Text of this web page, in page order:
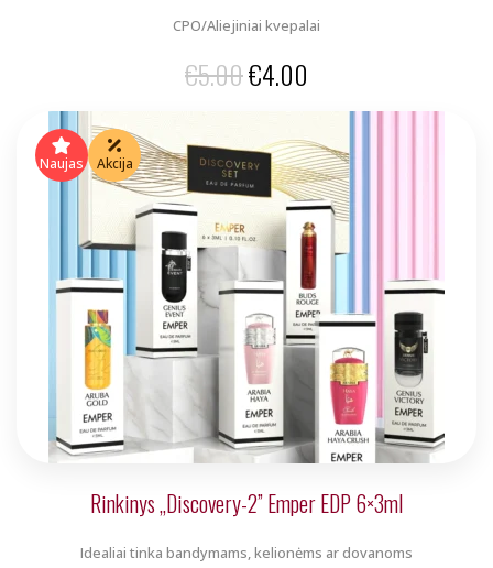
CPO/Aliejiniai kvepalai
€5.00Original
was:
€5.00.
€4.00
price
is:
€4.00.
Naujas Akcija
Rinkinys „Discovery-2” Emper EDP 6×3ml
Idealiai tinka bandymams, kelionėms ar dovanoms